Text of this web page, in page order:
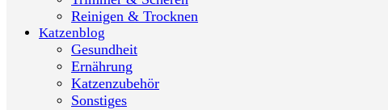
Reinigen & Trocknen
Katzenblog
Gesundheit
Ernährung
Katzenzubehör
Sonstiges